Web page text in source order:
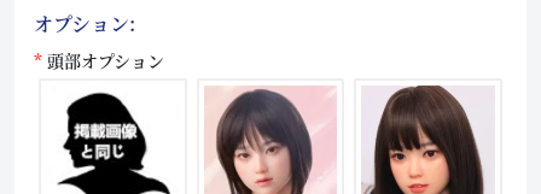
オプション:
頭部オプション